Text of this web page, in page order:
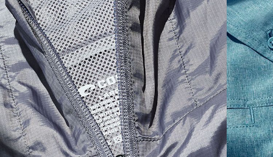
S 19" 27” 7 ¾”
M 21" 28" 8 ¼”
L 23” 29” 8 ¾”
XL 25” 30” 9 ¼”
XXL 27” 31” 9 ¾”